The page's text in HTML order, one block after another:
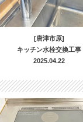
[唐津市原]
キッチン水栓交換工事
2025.04.22